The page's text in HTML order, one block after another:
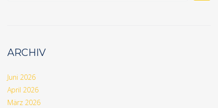
ARCHIV
Juni 2026
April 2026
März 2026